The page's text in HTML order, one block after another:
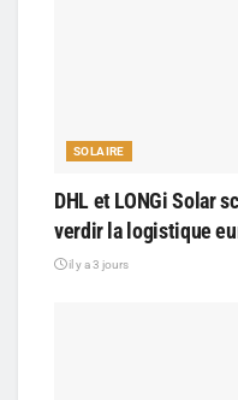
SOLAIRE
DHL et LONGi Solar
verdir la logistique
il y a 3 jours